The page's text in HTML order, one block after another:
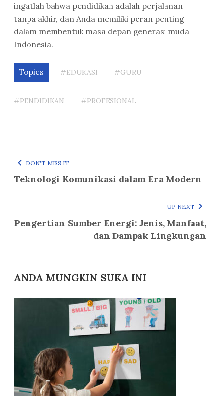
ingatlah bahwa pendidikan adalah perjalanan
tanpa akhir, dan Anda memiliki peran penting
dalam membentuk masa depan generasi muda
Indonesia.
Topics #EDUKASI #GURU
#PENDIDIKAN #PROFESIONAL
DON'T MISS IT
Teknologi Komunikasi dalam Era Modern
UP NEXT
Pengertian Sumber Energi: Jenis, Manfaat,
dan Dampak Lingkungan
ANDA MUNGKIN SUKA INI